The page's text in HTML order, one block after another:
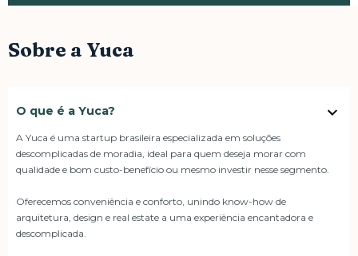
Sobre a Yuca
​​O que é a Yuca?
A Yuca é uma startup brasileira especializada em soluções
descomplicadas de moradia, ideal para quem deseja morar com
qualidade e bom custo-benefício ou mesmo investir nesse segmento.
Oferecemos conveniência e conforto, unindo know-how de
arquitetura, design e real estate a uma experiência encantadora e
descomplicada.